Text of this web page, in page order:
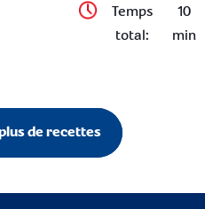
Temps
total:
10
min
de recettes